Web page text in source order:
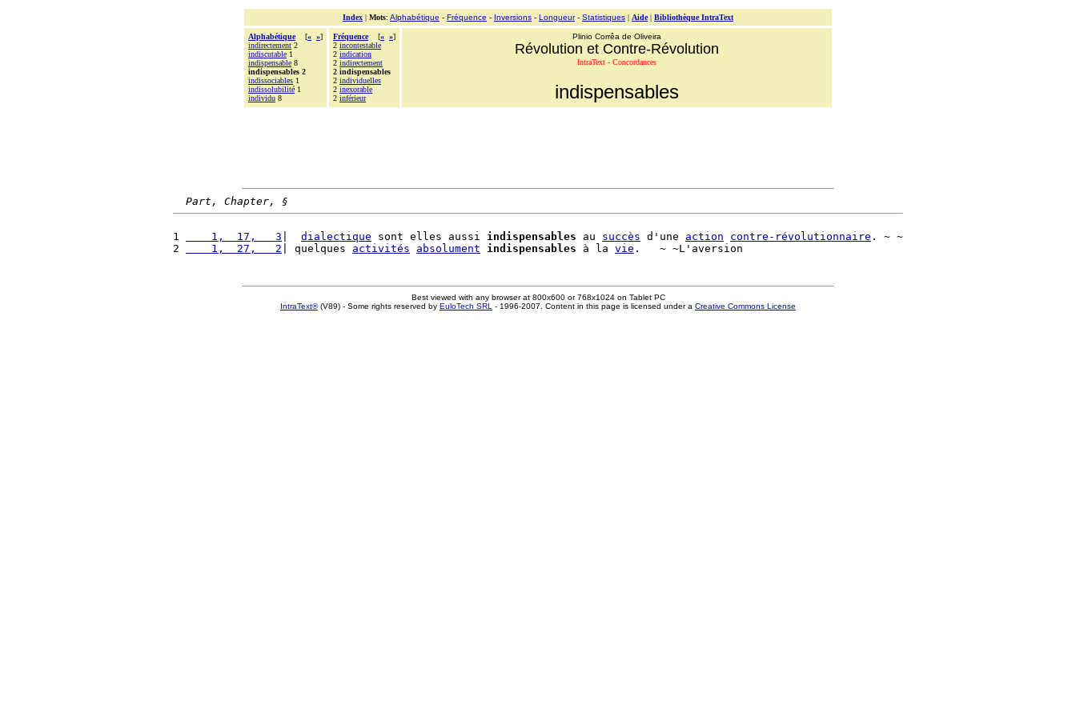
Index | Mots: Alphabétique - Fréquence - Inversions - Longueur- Statistiques | Aide| Bibliothèque IntraText
Alphabétique [« »]
indirectement 2
indiscutable 1
indispensable 8
indispensables 2
indissociables 1
indissolubilité 1
individu 8
Fréquence [« »]
2 incontestable
2 indication
2 indirectement
2 indispensables
2 individuelles
2 inexorable
2 inférieur
Plinio Corrêa de Oliveira
Révolution et Contre-Révolution
IntraText - Concordances
indispensables
Part, Chapter, §
1
    1,  17,   3
dialectique sont elles aussi indispensables au succès d'une action contre-révolutionnaire . ~ ~
2
    1,  27,   2
| quelques activités absolument indispensables à la vie
Best viewed with any browser at 800x600 or 768x1024 on Tablet PC
IntraText®(V89) - Some rights reserved by EuloTech SRL - 1996-2007. Content in this page is licensed under a Creative Commons License